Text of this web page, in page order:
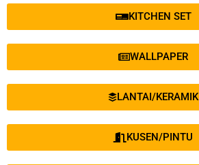
KITCHEN SET
WALLPAPER
LANTAI/KERAMIK
KUSEN/PINTU